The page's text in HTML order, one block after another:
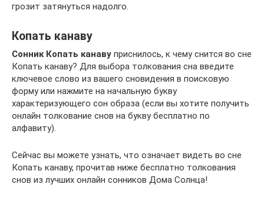
грозит затянуться надолго.
Копать канаву
Сонник Копать канаву приснилось, к чему снится во сне
Копать канаву? Для выбора толкования сна введите
ключевое слово из вашего сновидения в поисковую
форму или нажмите на начальную букву
характеризующего сон образа (если вы хотите получить
онлайн толкование снов на букву бесплатно по
алфавиту).
Сейчас вы можете узнать, что означает видеть во сне
Копать канаву, прочитав ниже бесплатно толкования
снов из лучших онлайн сонников Дома Солнца!